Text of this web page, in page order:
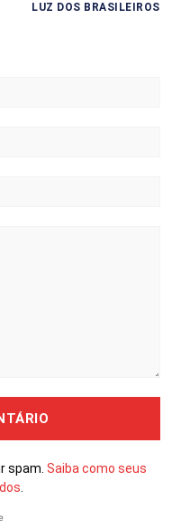
LUZ DOS BRASILEIROS
spam. Saiba como seus
.